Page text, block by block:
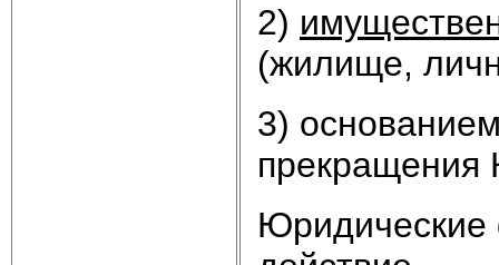
2)
(жилище,
3)
Юридические